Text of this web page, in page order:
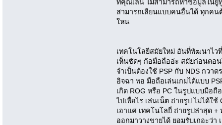
ที่คุณเล่น ไม่สามารถหาข้อมูลในยู
สามารถเลียนแบบคนอื่นได้ ทุกคน
ใหน
เทคโนโลยีสมัยใหม่ อันที่พัฒนาไว
เห็นชัดๆ ก้อมือถืออ่ะ สมัยก่อนตอ
จำเป็นต้องใช้ PSP กับ NDS กวา
อิจฉา พอ มือถือเล่นเกมได้แบบ
เกิด ROG หรือ PC ในรูปแบบมือ
ไปเพื่อไร เล่นเน็ต ถ่ายรูป ไม่ได้ใช้
เอาแค่ เทคโนโลยี่ ถ่ายรูปล่าสุด
ออกมาวางขายได้ ยอมรับเถอะว่า